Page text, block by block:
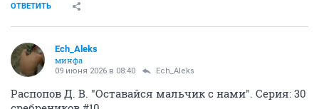
ОТВЕТИТЬ
Ech_Aleks
минфа
09 июня 2026 в 08:40 Ech_Aleks
Распопов Д. В. "Оставайся мальчик с нами". Серия: 30